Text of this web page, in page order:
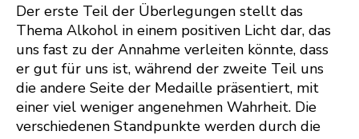
Der erste Teil der Überlegungen stellt das
Thema Alkohol in einem positiven Licht dar, das
uns fast zu der Annahme verleiten könnte, dass
er gut für uns ist, während der zweite Teil uns
die andere Seite der Medaille präsentiert, mit
einer viel weniger angenehmen Wahrheit. Die
verschiedenen Standpunkte werden durch die